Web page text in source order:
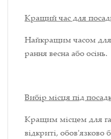
Кращий час для
Найкращим часом
рання весна або осінь.
Вибір місця під
Кращим місцем для
відкриті, обов'язково